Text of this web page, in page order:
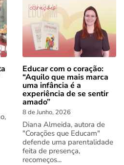
Educar com o coração:
“Aquilo que mais marca
uma infância é a
experiência de se sentir
amado”
8 de Junho, 2026
Diana Almeida, autora de
"Corações que Educam"
defende uma parentalidade
feita de presença,
recomeços...